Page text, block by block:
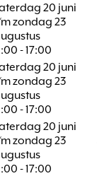
20 juni
zondag 23
- 17:00
20 juni
zondag 23
- 17:00
20 juni
zondag 23
- 17:00